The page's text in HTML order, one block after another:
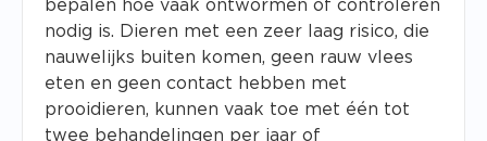
bepalen hoe vaak ontwormen of controleren
nodig is. Dieren met een zeer laag risico, die
nauwelijks buiten komen, geen rauw vlees
eten en geen contact hebben met
prooidieren, kunnen vaak toe met één tot
twee behandelingen per jaar of